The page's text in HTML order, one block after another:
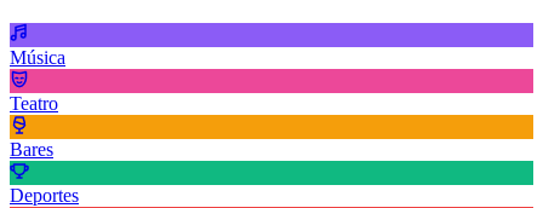
Música
Teatro
Bares
Deportes